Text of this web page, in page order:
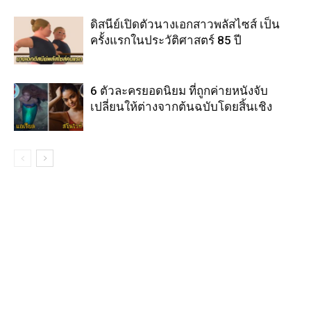
ดิสนีย์เปิดตัวนางเอกสาวพลัสไซส์ เป็น
ครั้งแรกในประวัติศาสตร์ 85 ปี
6 ตัวละครยอดนิยม ที่ถูกค่ายหนังจับ
เปลี่ยนให้ต่างจากต้นฉบับโดยสิ้นเชิง